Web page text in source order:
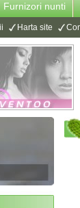
Furnizori nunti
Harta site